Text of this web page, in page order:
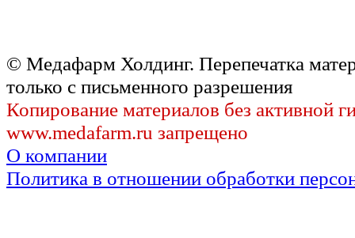
© Медафарм Холдинг. Перепечатка
только с письменного разрешения
Копирование материалов без активной
www.medafarm.ru запрещено
О компании
Политика в отношении обработки